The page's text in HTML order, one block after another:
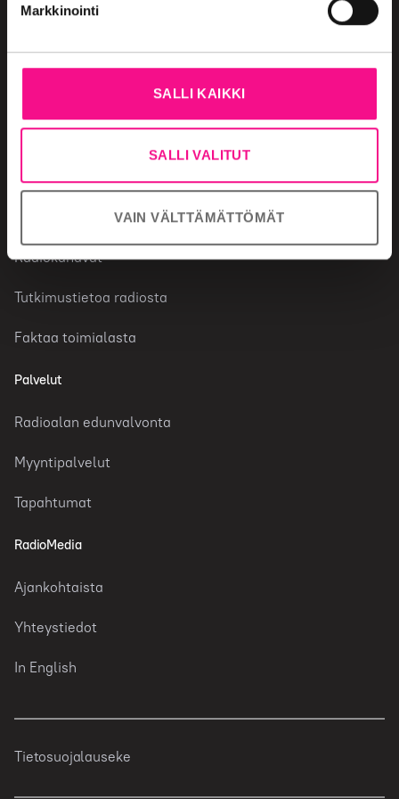
Markkinointi
SALLI KAIKKI
SALLI VALITUT
VAIN VÄLTTÄMÄTTÖMÄT
Radiomainonta
Mainonnan ostaminen
Radiokanavat
Tutkimustietoa radiosta
Faktaa toimialasta
Palvelut
Radioalan edunvalvonta
Myyntipalvelut
Tapahtumat
RadioMedia
Ajankohtaista
Yhteystiedot
In English
Tietosuojalauseke